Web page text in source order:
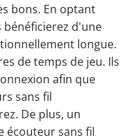
bons. En optant
bénéficierez d'une
longue.
de temps de jeu. Ils
afin que
sans fil
De plus, un
écouteur sans fil